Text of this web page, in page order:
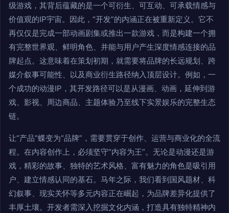
级游戏，其背后蕴藏的是一个可衍生、可互动、可承载情感与
价值观的IP宇宙。因此，“开发”的内涵正在被重新定义。它不
再仅仅是完成一部动画剧集或推出一款游戏，而是构建一个拥
有完整世界观、鲜明角色、并能与用户产生深度情感连接的品
牌起点。这意味着在策划初期，就需要将品牌的长远规划、跨
媒介叙事可能性、以及商业衍生路径纳入顶层设计。例如，一
个成功的动漫IP，其开发路径可以是从漫画、动画，延伸到游
戏、影视、周边商品、主题体验乃至线下实景娱乐的完整生态
链。
让“产品”蝶变为“品牌”，需要贯穿于创作、运营与商业化的全流
程。在内容创作上，必须坚守“内容为王”。无论是动漫还是游
戏，精彩的故事、独特的艺术风格、富有魅力的角色是吸引用
户、建立情感认同的基石。马年之际，我们看到国风题材、科
幻叙事、现实关怀等多元内容正在崛起，为品牌差异化提供了
丰厚土壤。开发者需深入挖掘文化内涵，打造具有独特精神内